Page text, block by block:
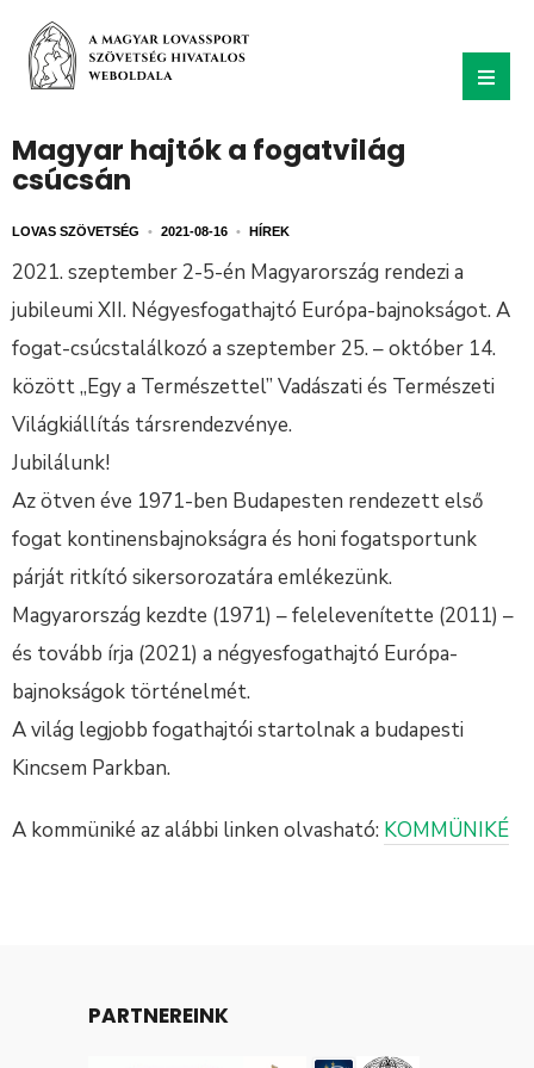
Magyar hajtók a fogatvilág
csúcsán
LOVAS SZÖVETSÉG • 2021-08-16 • HÍREK
2021. szeptember 2-5-én Magyarország rendezi a
jubileumi XII. Négyesfogathajtó Európa-bajnokságot. A
fogat-csúcstalálkozó a szeptember 25. – október 14.
között „Egy a Természettel” Vadászati és Természeti
Világkiállítás társrendezvénye.
Jubilálunk!
Az ötven éve 1971-ben Budapesten rendezett első
fogat kontinensbajnokságra és honi fogatsportunk
párját ritkító sikersorozatára emlékezünk.
Magyarország kezdte (1971) – felelevenítette (2011) –
és tovább írja (2021) a négyesfogathajtó Európa-
bajnokságok történelmét.
A világ legjobb fogathajtói startolnak a budapesti
Kincsem Parkban.
A kommüniké az alábbi linken olvasható: KOMMÜNIKÉ
PARTNEREINK